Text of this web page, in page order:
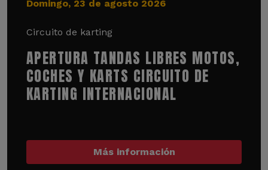
Domingo, 23 de agosto 2026
Circuito de karting
APERTURA TANDAS LIBRES MOTOS,
COCHES Y KARTS CIRCUITO DE
KARTING INTERNACIONAL
Más información